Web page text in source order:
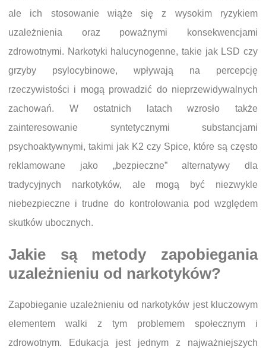
ale ich stosowanie wiąże się z wysokim ryzykiem
uzależnienia oraz poważnymi konsekwencjami
zdrowotnymi. Narkotyki halucynogenne, takie jak LSD czy
grzyby psylocybinowe, wpływają na percepcję
rzeczywistości i mogą prowadzić do nieprzewidywalnych
zachowań. W ostatnich latach wzrosło także
zainteresowanie syntetycznymi substancjami
psychoaktywnymi, takimi jak K2 czy Spice, które są często
reklamowane jako „bezpieczne” alternatywy dla
tradycyjnych narkotyków, ale mogą być niezwykle
niebezpieczne i trudne do kontrolowania pod względem
skutków ubocznych.
Jakie są metody zapobiegania
uzależnieniu od narkotyków?
Zapobieganie uzależnieniu od narkotyków jest kluczowym
elementem walki z tym problemem społecznym i
zdrowotnym. Edukacja jest jednym z najważniejszych